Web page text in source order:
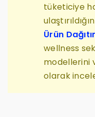
tüketiciye
Ürün
wellness
modellerini
olarak